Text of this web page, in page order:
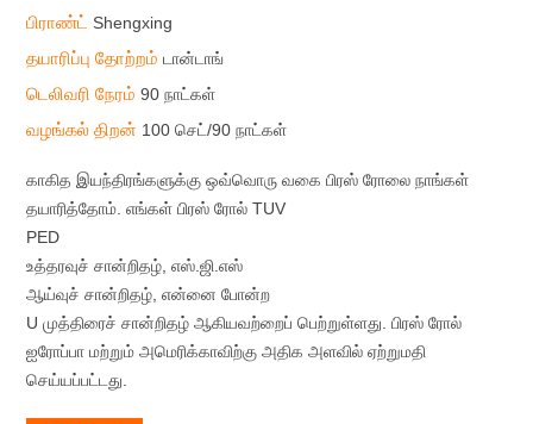
பிராண்ட் Shengxing
தயாரிப்பு தோற்றம்டான்டாங்
டெலிவரி நேரம்90 நாட்கள்
வழங்கல் திறன் 100 செட்/90 நாட்கள்
காகித இயந்திரங்களுக்கு ஒவ்வொரு வகை பிரஸ் ரோலை நாங்கள்
தயாரித்தோம். எங்கள் பிரஸ் ரோல் TUV
PED
உத்தரவுச் சான்றிதழ், எஸ்.ஜி.எஸ்
ஆய்வுச் சான்றிதழ், என்னை போன்ற
U முத்திரைச் சான்றிதழ் ஆகியவற்றைப் பெற்றுள்ளது. பிரஸ் ரோல்
ஐரோப்பா மற்றும் அமெரிக்காவிற்கு அதிக அளவில் ஏற்றுமதி
செய்யப்பட்டது.